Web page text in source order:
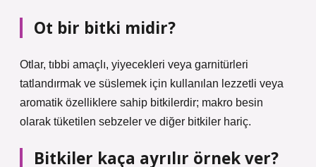
Ot bir bitki midir?
Otlar, tıbbi amaçlı, yiyecekleri veya garnitürleri
tatlandırmak ve süslemek için kullanılan lezzetli veya
aromatik özelliklere sahip bitkilerdir; makro besin
olarak tüketilen sebzeler ve diğer bitkiler hariç.
Bitkiler kaça ayrılır örnek ver?